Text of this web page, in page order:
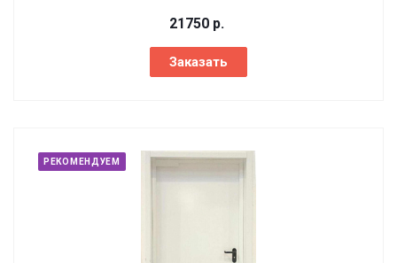
21750 р.
Заказать
РЕКОМЕНДУЕМ